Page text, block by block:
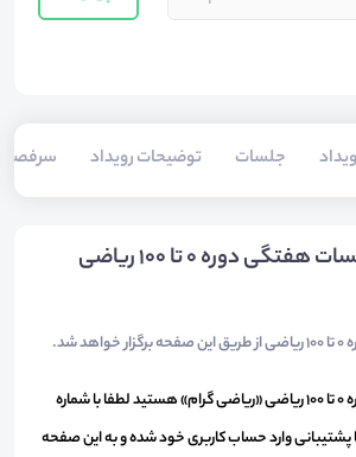
جلسات توضیحات رویداد سرفصل
توضیحات جلسات هفتگی دوره 0 تا 100 ریاضی
اگر از شرکت کنندگان دوره 0 تا 100 ریاضی «ریاضی گرام» هستید لطفا با شماره
وارد حساب کاربری خود شده و به این صفحه